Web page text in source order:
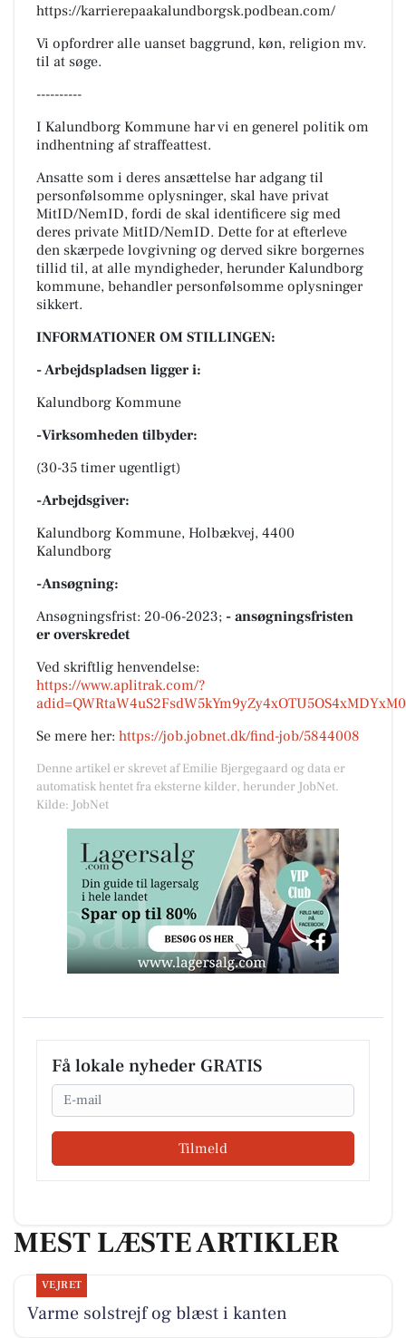
https://karrierepaakalundborgsk.podbean.com/
Vi opfordrer alle uanset baggrund, køn, religion mv.
til at søge.
----------
I Kalundborg Kommune har vi en generel politik om
indhentning af straffeattest.
Ansatte som i deres ansættelse har adgang til
personfølsomme oplysninger, skal have privat
MitID/NemID, fordi de skal identificere sig med
deres private MitID/NemID. Dette for at efterleve
den skærpede lovgivning og derved sikre borgernes
tillid til, at alle myndigheder, herunder Kalundborg
kommune, behandler personfølsomme oplysninger
sikkert.
INFORMATIONER OM STILLINGEN:
- Arbejdspladsen ligger i:
Kalundborg Kommune
-Virksomheden tilbyder:
(30-35 timer ugentligt)
-Arbejdsgiver:
Kalundborg Kommune, Holbækvej, 4400
Kalundborg
-Ansøgning:
Ansøgningsfrist: 20-06-2023; - ansøgningsfristen
er overskredet
Ved skriftlig henvendelse:
https://www.aplitrak.com/?
Se mere her: https://job.jobnet.dk/find-job/5844008
Denne artikel er skrevet af Emilie Bjergegaard og data er
automatisk hentet fra eksterne kilder, herunder JobNet.
Kilde: JobNet
Få lokale nyheder GRATIS
Email
Tilmeld
MEST LÆSTE ARTIKLER
VEJRET
Varme solstrejf og blæst i kanten